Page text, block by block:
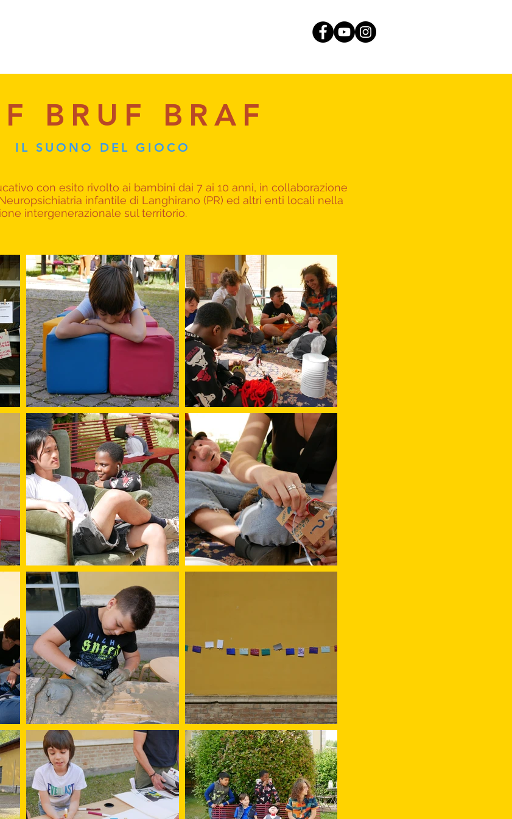
BRUF BRAF
IL SUONO DEL GIOCO
con esito rivolto ai bambini dai 7 ai 10 anni, in collaborazione
infantile di Langhirano (PR) ed altri enti locali nella
intergenerazionale sul territorio.